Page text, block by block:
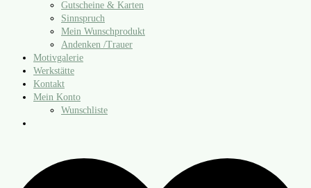
Gutscheine & Karten
Sinnspruch
Mein Wunschprodukt
Andenken /​Trauer
Motivgalerie
Werkstätte
Kontakt
Mein Konto
Wunschliste